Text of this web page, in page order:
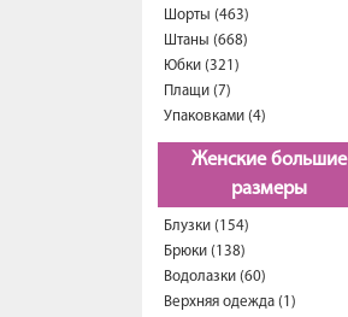
Шорты (463)
Штаны (668)
Юбки (321)
Плащи (7)
Упаковками (4)
Женские большие
размеры
Блузки (154)
Брюки (138)
Водолазки (60)
Верхняя одежда (1)